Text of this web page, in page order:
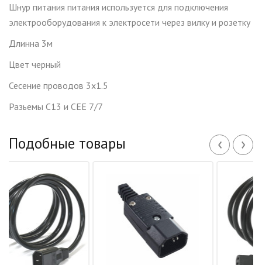
Шнур питания питания используется для подключения
электрооборудования к электросети через вилку и розетку
Длинна 3м
Цвет черный
Сесение проводов 3x1.5
Разьемы С13 и CEE 7/7
Подобные товары ‹ ›